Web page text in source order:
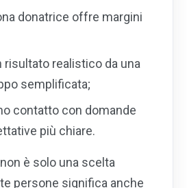
donatrice offre margini
risultato realistico da una
semplificata;
contatto con domande
più chiare.
è solo una scelta
persone significa anche